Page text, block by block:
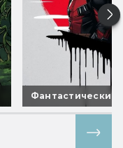
Фантастические